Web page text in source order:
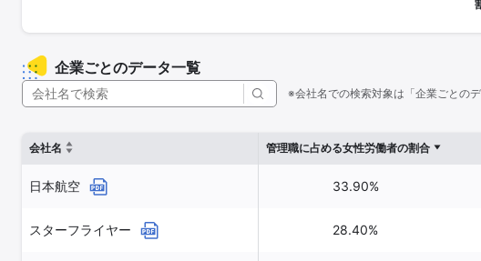
企業ごとのデータ一覧
※会社名での検索対象は「企業ごとの
会社名 管理職に占める女性労働者の割合
日本航空 33.90%
スターフライヤー 28.40%